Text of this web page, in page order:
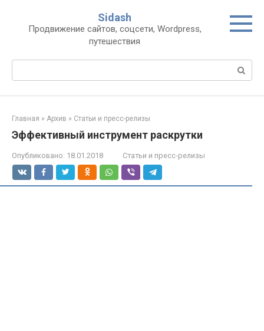
контенту
Sidash
Продвижение сайтов, соцсети, Wordpress,
путешествия
Главная » Архив » Статьи и пресс-релизы
Эффективный инструмент раскрутки
Опубликовано: 18.01.2018 Статьи и пресс-релизы